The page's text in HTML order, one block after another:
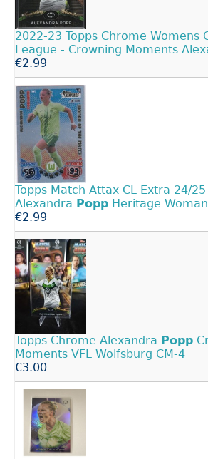
2022-23 Topps Chrome Womens
League - Crowning Moments
€2.99
Topps Match Attax CL Extra 24/
Alexandra Popp Heritage
€2.99
Topps Chrome Alexandra Popp
Moments VFL Wolfsburg CM-4
€3.00